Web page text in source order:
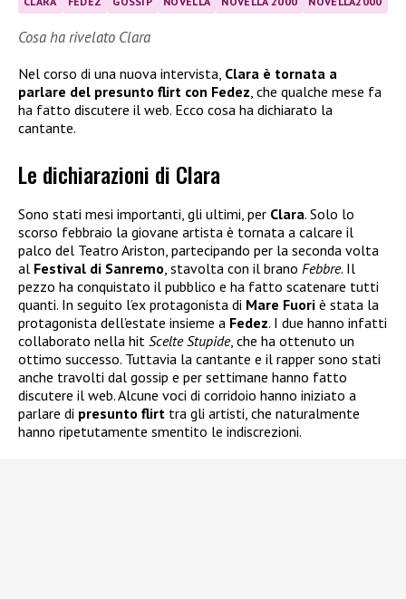
Cosa ha rivelato Clara
Nel corso di una nuova intervista, Clara è tornata a
parlare del presunto flirt con Fedez, che qualche mese fa
ha fatto discutere il web. Ecco cosa ha dichiarato la
cantante.
Le dichiarazioni di Clara
Sono stati mesi importanti, gli ultimi, per Clara. Solo lo
scorso febbraio la giovane artista è tornata a calcare il
palco del Teatro Ariston, partecipando per la seconda volta
al Festival di Sanremo , stavolta con il brano Febbre. Il
pezzo ha conquistato il pubblico e ha fatto scatenare tutti
quanti. In seguito l’ex protagonista di Mare Fuori è stata la
protagonista dell’estate insieme a Fedez. I due hanno infatti
collaborato nella hit Scelte Stupide, che ha ottenuto un
ottimo successo. Tuttavia la cantante e il rapper sono stati
anche travolti dal gossip e per settimane hanno fatto
discutere il web. Alcune voci di corridoio hanno iniziato a
parlare di presunto flirt tra gli artisti, che naturalmente
hanno ripetutamente smentito le indiscrezioni.